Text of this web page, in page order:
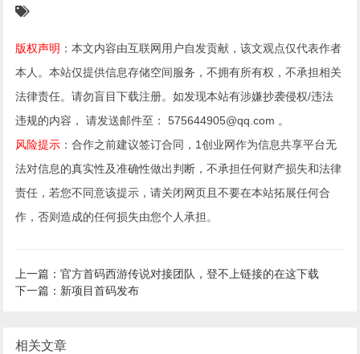
版权声明 ：本文内容由互联网用户自发贡献，该文观点仅代表作者
本人。本站仅提供信息存储空间服务，不拥有所有权，不承担相关
法律责任。请勿盲目下载注册。如发现本站有涉嫌抄袭侵权/违法
违规的内容， 请发送邮件至： 575644905@qq.com 。
风险提示 ：合作之前建议签订合同，1创业网作为信息共享平台无
法对信息的真实性及准确性做出判断，不承担任何财产损失和法律
责任，若您不同意该提示，请关闭网页且不要在本站拓展任何合
作，否则造成的任何损失由您个人承担。
上一篇：官方首码西游传说对接团队，登不上链接的在这下载
下一篇：新项目首码发布
相关文章